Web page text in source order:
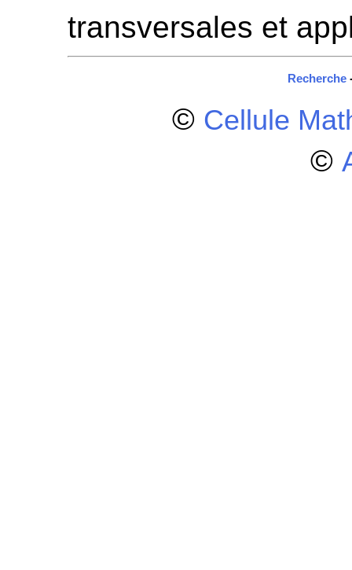
transversales et
Recherche
© Cellule
©